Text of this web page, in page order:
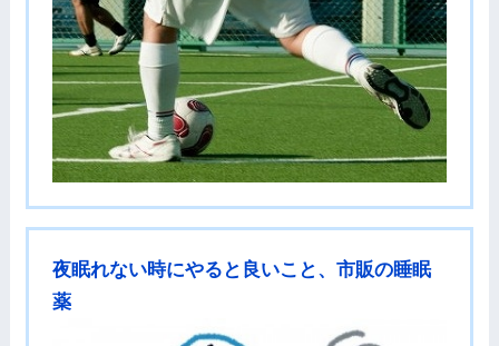
夜眠れない時にやると良いこと、市販の睡眠
薬